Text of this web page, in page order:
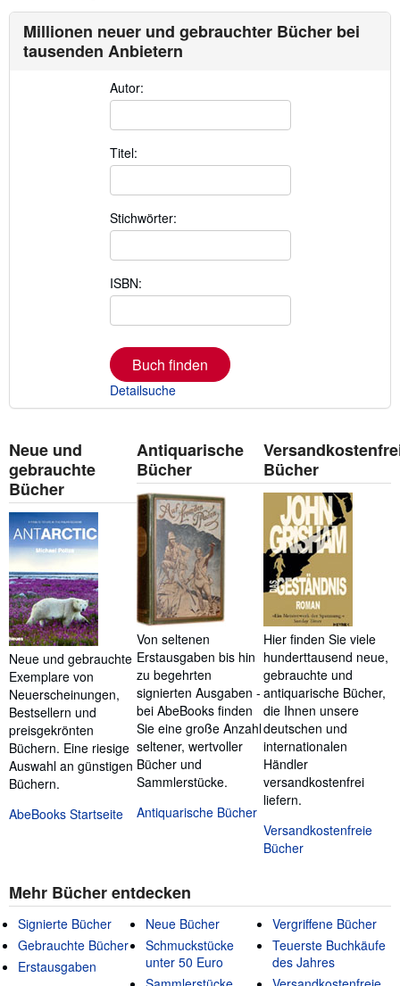
Millionen neuer und gebrauchter Bücher bei
tausenden Anbietern
Autor:
Titel:
Stichwörter:
ISBN:
Buch finden
Detailsuche
Neue und
gebrauchte
Bücher
Neue und gebrauchte
Exemplare von
Neuerscheinungen,
Bestsellern und
preisgekrönten
Büchern. Eine riesige
Auswahl an günstigen
Büchern.
AbeBooks Startseite
Antiquarische
Bücher
Von seltenen
Erstausgaben bis hin
zu begehrten
signierten Ausgaben -
bei AbeBooks finden
Sie eine große Anzahl
seltener, wertvoller
Bücher und
Sammlerstücke.
Antiquarische Bücher
Bücher
Hier finden Sie viele
hunderttausend neue,
gebrauchte und
antiquarische Bücher,
die Ihnen unsere
deutschen und
internationalen
Händler
versandkostenfrei
liefern.
Versandkostenfreie
Bücher
Mehr Bücher entdecken
Signierte Bücher
Gebrauchte Bücher
Erstausgaben
Neue Bücher
Schmuckstücke
unter 50 Euro
Vergriffene Bücher
Teuerste Buchkäufe
des Jahres